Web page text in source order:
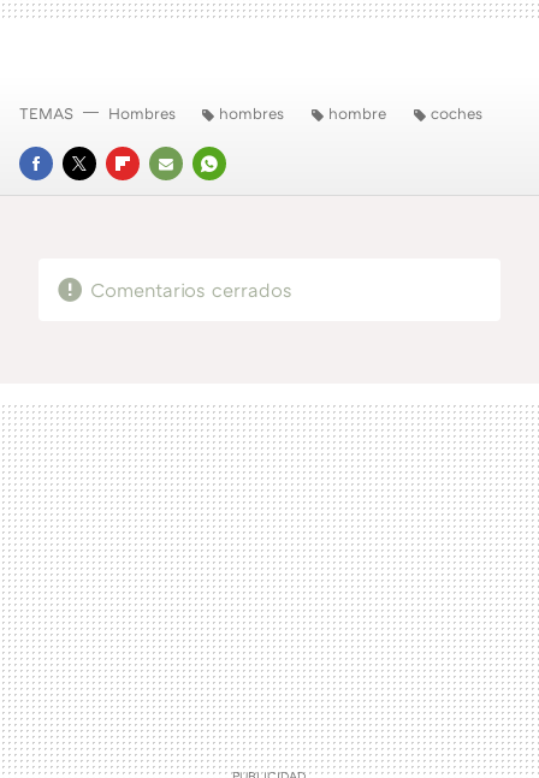
FACEBOOK
TWITTERFLIPBOARD
E-
WHATSAPP
TEMAS Hombres hombres hombre coches
Comentarios cerrados